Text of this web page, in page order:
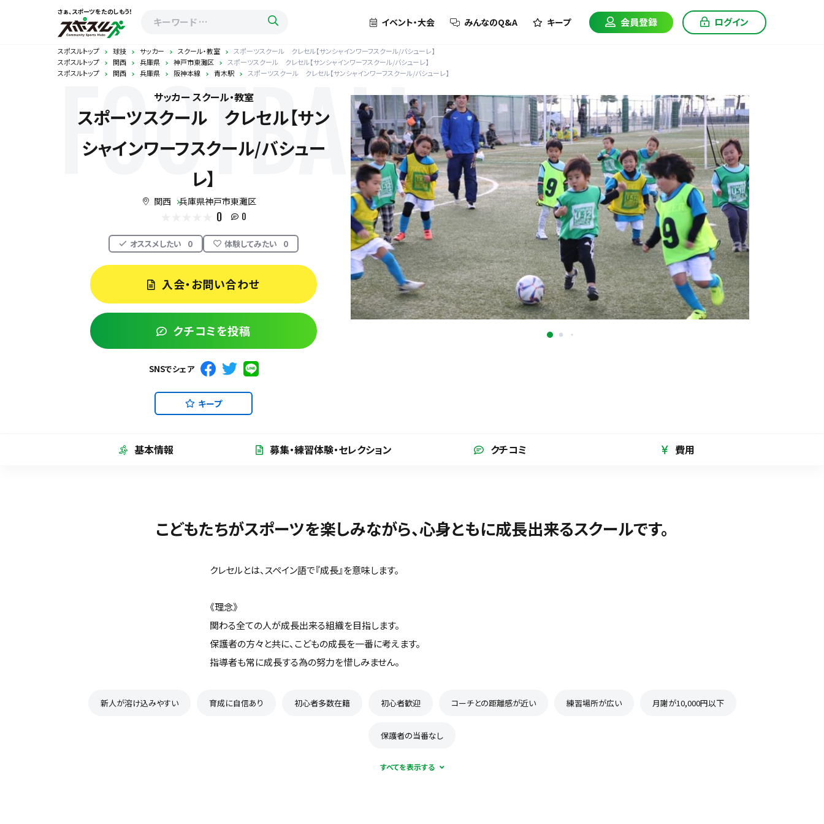
さぁ、スポーツをたのしもう！
イベント・大会 みんなのQ&A キープ 会員登録 ログイン
スポスルトップ 球技 サッカー スクール・教室
スポーツスクール クレセル【サンシャインワーフスクール/バシューレ】
スポスルトップ
関西 兵庫県 神戸市東灘区
スポーツスクール クレセル【サンシャインワーフスクール/バシューレ】
スポスルトップ
関西 兵庫県 阪神本線 青木駅 スポーツスクール クレセル【サンシャインワーフスクール/バシューレ】
FOOTBALL
サッカー スクール・教室
スポーツスクール クレセル【サン
シャインワーフスクール/バシュー
レ】
関西 兵庫県神戸市東灘区
0 0
オススメしたい 0 体験してみたい 0
入会・お問い合わせ
クチコミを投稿
SNSでシェア
キープ
基本情報 募集・練習体験・セレクション クチコミ 費用
こどもたちがスポーツを楽しみながら、心身ともに成長出来るスクールです。
クレセルとは、スペイン語で『成長』を意味します。
《理念》
関わる全ての人が成長出来る組織を目指します。
保護者の方々と共に、こどもの成長を一番に考えます。
指導者も常に成長する為の努力を惜しみません。
新人が溶け込みやすい 育成に自信あり 初心者多数在籍 初心者歓迎 コーチとの距離感が近い 練習場所が広い 月謝が10,000円以下
保護者の当番なし